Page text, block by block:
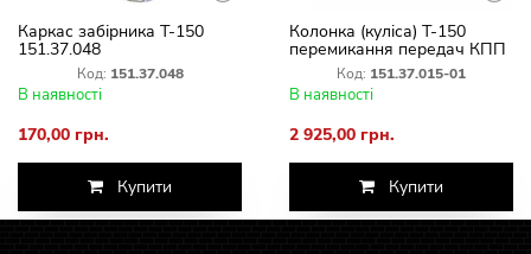
Каркас забірника Т-150
151.37.048
Код: 151.37.048
В наявності
170,00 грн.
Купити
Колонка (куліса) Т-150
перемикання передач КПП
151.37.015-01
Код: 151.37.015-01
В наявності
2 925,00 грн.
Купити